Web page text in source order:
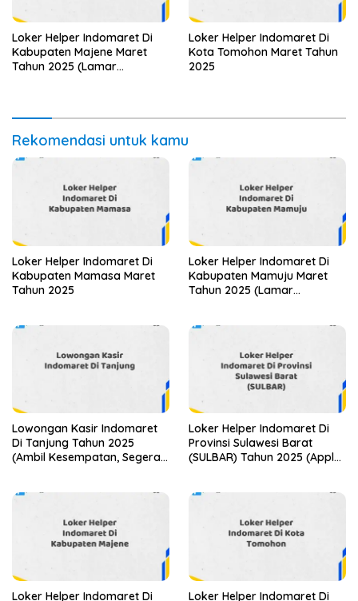
Loker Helper Indomaret Di
Kabupaten Majene Maret
Tahun 2025 (Lamar
Loker Helper Indomaret Di
Kota Tomohon Maret Tahun
2025
Rekomendasi untuk kamu
Loker Helper Indomaret Di
Kabupaten Mamasa Maret
Tahun 2025
Loker Helper Indomaret Di
Kabupaten Mamuju Maret
Tahun 2025 (Lamar
Lowongan Kasir Indomaret
Di Tanjung Tahun 2025
(Ambil Kesempatan, Segera
Loker Helper Indomaret Di
Provinsi Sulawesi Barat
(SULBAR) Tahun 2025 (Apply
Loker Helper Indomaret Di Loker Helper Indomaret Di